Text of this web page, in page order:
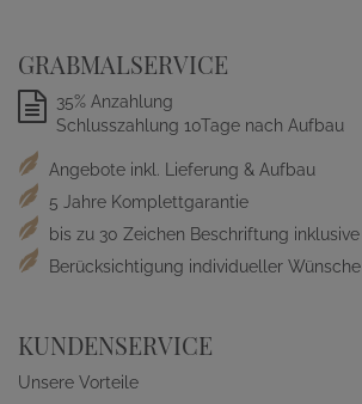
GRABMALSERVICE
35% Anzahlung
Schlusszahlung 10Tage nach Aufbau
Angebote inkl. Lieferung & Aufbau
5 Jahre Komplettgarantie
bis zu 30 Zeichen Beschriftung inklusive
Berücksichtigung individueller Wünsche
KUNDENSERVICE
Unsere Vorteile